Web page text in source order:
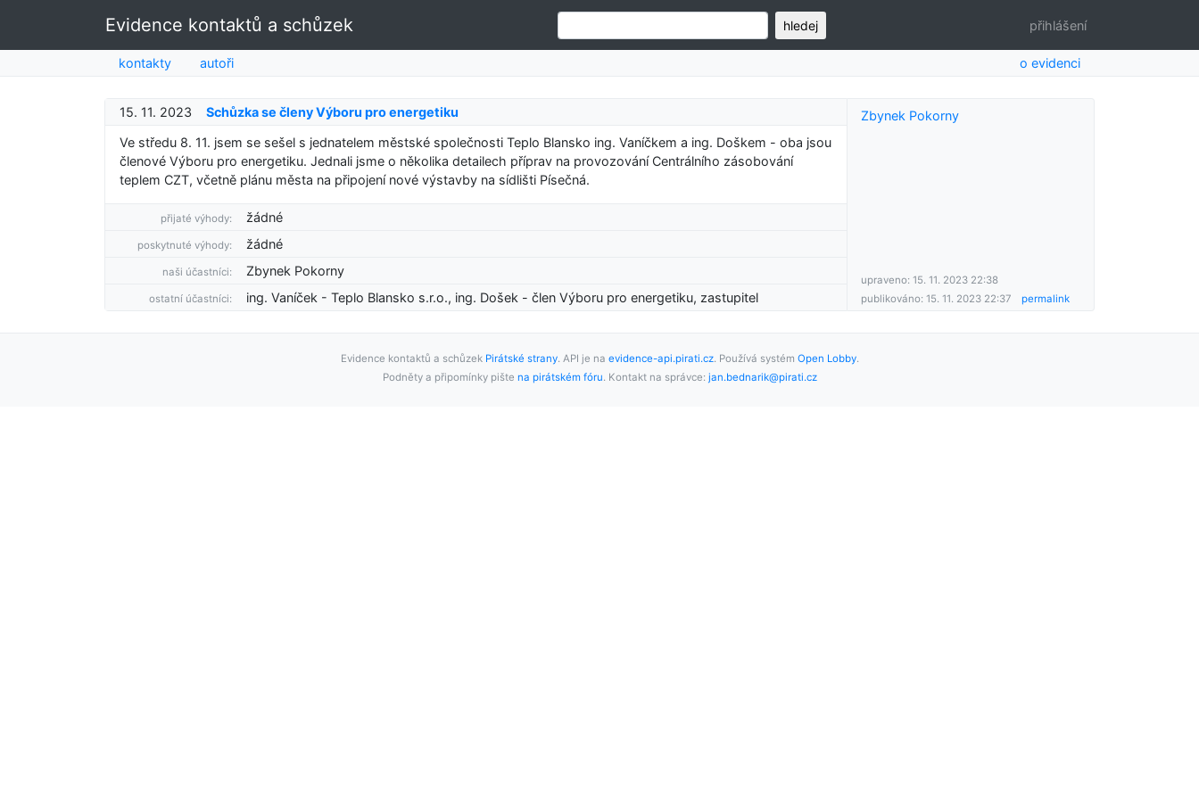
Evidence kontaktů a schůzek hledej přihlášení
kontakty autoři o evidenci
15. 11. 2023
Schůzka se členy Výboru pro energetiku
Ve středu 8. 11. jsem se sešel s jednatelem městské společnosti Teplo Blansko ing. Vaníčkem a ing. Doškem - oba jsou
členové Výboru pro energetiku. Jednali jsme o několika detailech příprav na provozování Centrálního zásobování
teplem CZT, včetně plánu města na připojení nové výstavby na sídlišti Písečná.
přijaté výhody: žádné
poskytnuté výhody: žádné
naši účastníci: Zbynek Pokorny
ostatní účastníci: ing. Vaníček - Teplo Blansko s.r.o., ing. Došek - člen Výboru pro energetiku, zastupitel
Zbynek Pokorny
upraveno: 15. 11. 2023 22:38
publikováno: 15. 11. 2023 22:37
permalink
Evidence kontaktů a schůzek Pirátské strany. API je na evidence-api.pirati.cz. Používá systém Open Lobby.
Podněty a připomínky pište na pirátském fóru. Kontakt na správce: jan.bednarik@pirati.cz